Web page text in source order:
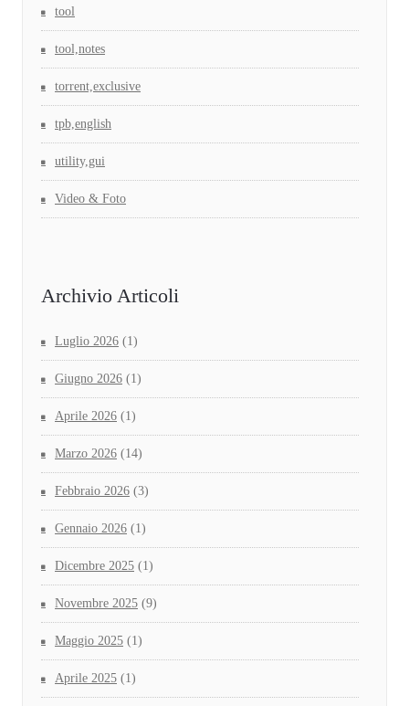
tool
tool,notes
torrent,exclusive
tpb,english
utility,gui
Video & Foto
Archivio Articoli
Luglio 2026 (1)
Giugno 2026 (1)
Aprile 2026 (1)
Marzo 2026 (14)
Febbraio 2026 (3)
Gennaio 2026 (1)
Dicembre 2025 (1)
Novembre 2025 (9)
Maggio 2025 (1)
Aprile 2025 (1)